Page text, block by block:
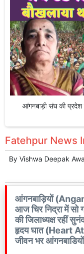
आंगनबाड़ी संघ की प्रदेश
Fatehpur News
By Vishwa Deepak
आंगनबाड़ियों
आज चिर निद्रा में सो
की जिलाध्यक्ष रहीं
हृदय घात (Heart
जीवन भर